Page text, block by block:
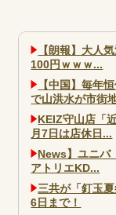
【朗報】大人
100円ｗｗｗ...
【中国】毎年
で山洪水が市街
KEIZ守山店「
月7日は店休日...
News】ユニバ
アトリエKD...
三共が「釘玉
6日まで！